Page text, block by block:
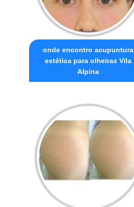
onde encontro acupuntura
estética para olheiras Vila
Alpina